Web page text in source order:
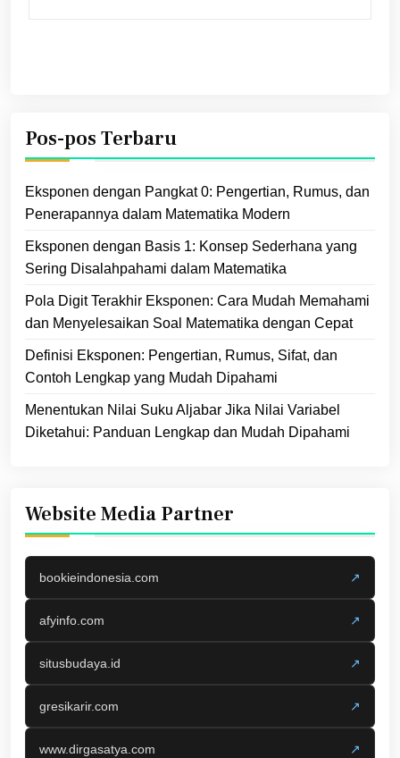
Pos-pos Terbaru
Eksponen dengan Pangkat 0: Pengertian, Rumus, dan
Penerapannya dalam Matematika Modern
Eksponen dengan Basis 1: Konsep Sederhana yang
Sering Disalahpahami dalam Matematika
Pola Digit Terakhir Eksponen: Cara Mudah Memahami
dan Menyelesaikan Soal Matematika dengan Cepat
Definisi Eksponen: Pengertian, Rumus, Sifat, dan
Contoh Lengkap yang Mudah Dipahami
Menentukan Nilai Suku Aljabar Jika Nilai Variabel
Diketahui: Panduan Lengkap dan Mudah Dipahami
Website Media Partner
bookieindonesia.com ↗
afyinfo.com ↗
situsbudaya.id ↗
gresikarir.com ↗
www.dirgasatya.com ↗